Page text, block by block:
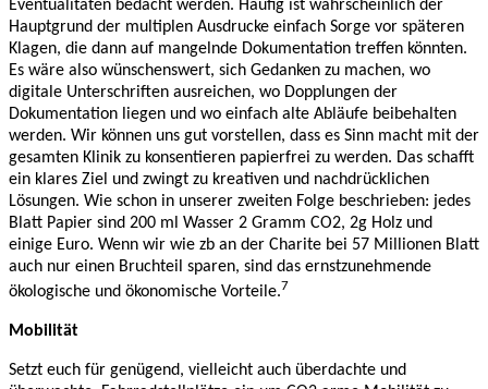
Eventualitäten bedacht werden. Häufig ist wahrscheinlich der
Hauptgrund der multiplen Ausdrucke einfach Sorge vor späteren
Klagen, die dann auf mangelnde Dokumentation treffen könnten.
Es wäre also wünschenswert, sich Gedanken zu machen, wo
digitale Unterschriften ausreichen, wo Dopplungen der
Dokumentation liegen und wo einfach alte Abläufe beibehalten
werden. Wir können uns gut vorstellen, dass es Sinn macht mit der
gesamten Klinik zu konsentieren papierfrei zu werden. Das schafft
ein klares Ziel und zwingt zu kreativen und nachdrücklichen
Lösungen. Wie schon in unserer zweiten Folge beschrieben: jedes
Blatt Papier sind 200 ml Wasser 2 Gramm CO2, 2g Holz und
einige Euro. Wenn wir wie zb an der Charite bei 57 Millionen Blatt
auch nur einen Bruchteil sparen, sind das ernstzunehmende
ökologische und ökonomische Vorteile.7
Mobilität
Setzt euch für genügend, vielleicht auch überdachte und